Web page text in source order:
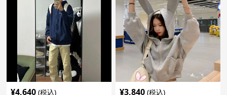
¥4,640 (税込) ¥3,840 (税込)